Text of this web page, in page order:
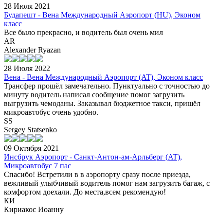
28 Июля 2021
Будапешт - Вена Международный Аэропорт (HU), Эконом
класс
Все было прекрасно, и водитель был очень мил
AR
Alexander Ryazan
28 Июля 2022
Вена - Вена Международный Аэропорт (AT), Эконом класс
Трансфер прошёл замечательно. Пунктуально с точностью до
минуту водитель написал сообщение помог загрузить
выгрузить чемоданы. Заказывал бюджетное такси, пришёл
микроавтобус очень удобно.
SS
Sergey Statsenko
09 Октября 2021
Инсбрук Аэропорт - Санкт-Антон-ам-Арльберг (AT),
Микроавтобус 7 пас
Спасибо! Встретили в в аэропорту сразу после приезда,
вежливый улыбчивый водитель помог нам загрузить багаж, с
комфортом доехали. До места,всем рекомендую!
КИ
Кириакос Иоанну